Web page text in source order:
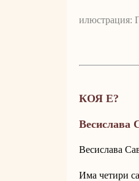
илюстрация:
КОЯ Е?
Весислава
Весислава
Има четири